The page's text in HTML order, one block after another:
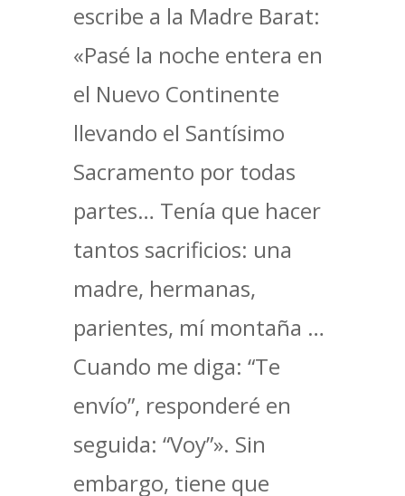
escribe a la Madre Barat:
«Pasé la noche entera en
el Nuevo Continente
llevando el Santísimo
Sacramento por todas
partes… Tenía que hacer
tantos sacrificios: una
madre, hermanas,
parientes, mí montaña …
Cuando me diga: “Te
envío”, responderé en
seguida: “Voy”». Sin
embargo, tiene que